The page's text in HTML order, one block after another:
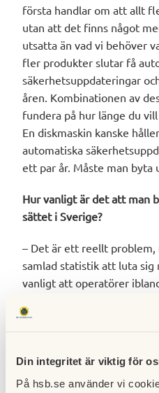
Din integritet är viktig för
På hsb.se använder vi
första handlar om att allt
utan att det finns något
utsatta än vad vi behöver
fler produkter slutar få
säkerhetsuppdateringar
åren. Kombinationen av
fundera på hur länge du
En diskmaskin kanske
automatiska
ett par år. Måste man byta
Hur vanligt är det att man
sättet i Sverige?
– Det är ett reellt
samlad statistik att luta sig
vanligt att operatörer
Håll routern uppdaterad.
uppdateringar om